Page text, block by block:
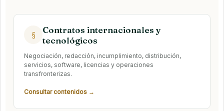
§
Contratos internacionales y
tecnológicos
Negociación, redacción, incumplimiento, distribución,
servicios, software, licencias y operaciones
transfronterizas.
Consultar contenidos →